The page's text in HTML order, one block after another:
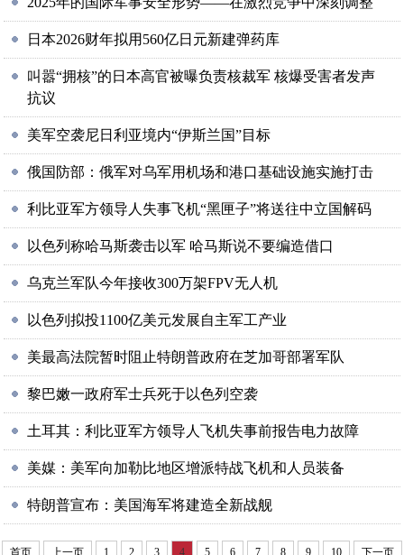
日本2026财年拟用560亿日元新建弹药库
叫嚣“拥核”的日本高官被曝负责核裁军 核爆受害者发声
抗议
美军空袭尼日利亚境内“伊斯兰国”目标
俄国防部：俄军对乌军用机场和港口基础设施实施打击
利比亚军方领导人失事飞机“黑匣子”将送往中立国解码
以色列称哈马斯袭击以军 哈马斯说不要编造借口
乌克兰军队今年接收300万架FPV无人机
以色列拟投1100亿美元发展自主军工产业
美最高法院暂时阻止特朗普政府在芝加哥部署军队
黎巴嫩一政府军士兵死于以色列空袭
土耳其：利比亚军方领导人飞机失事前报告电力故障
美媒：美军向加勒比地区增派特战飞机和人员装备
特朗普宣布：美国海军将建造全新战舰
首页 上一页 1 2 3 4 5 6 7 8 9 10 下一页